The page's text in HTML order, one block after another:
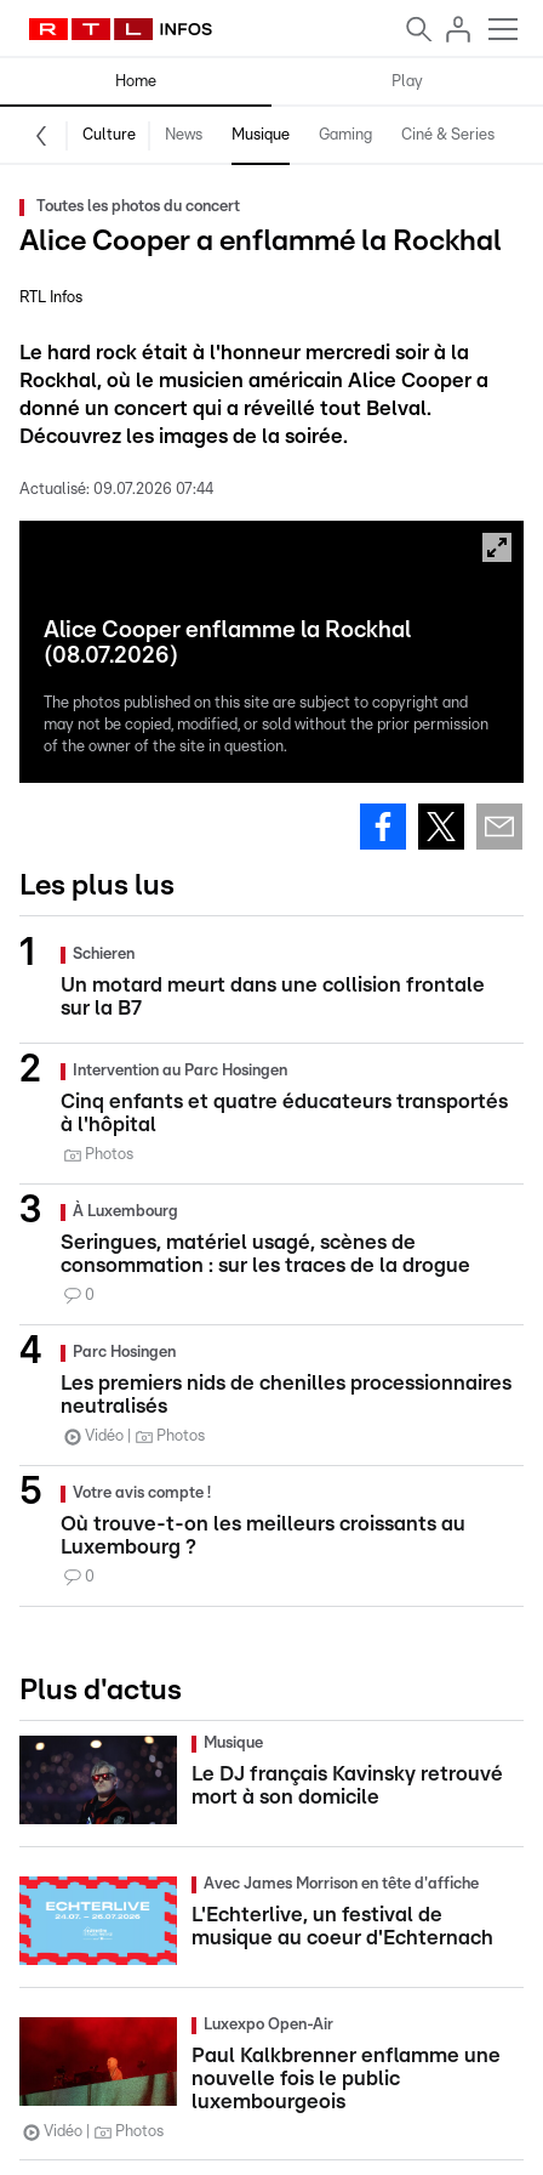
Home Play
Culture News Musique Gaming Ciné & Series
Toutes les photos du concert
Alice Cooper a enflammé la Rockhal
RTL Infos
Le hard rock était à l'honneur mercredi soir à la
Rockhal, où le musicien américain Alice Cooper a
donné un concert qui a réveillé tout Belval.
Découvrez les images de la soirée.
Actualisé: 09.07.2026 07:44
Alice Cooper enflamme la Rockhal
(08.07.2026)
The photos published on this site are subject to copyright and
may not be copied, modified, or sold without the prior permission
of the owner of the site in question.
Les plus lus
Schieren
Un motard meurt dans une collision frontale
sur la B7
Intervention au Parc Hosingen
Cinq enfants et quatre éducateurs transportés
à l'hôpital
Photos
À Luxembourg
Seringues, matériel usagé, scènes de
consommation : sur les traces de la drogue
0
Parc Hosingen
Les premiers nids de chenilles processionnaires
neutralisés
Vidéo Photos
Votre avis compte !
Où trouve-t-on les meilleurs croissants au
Luxembourg ?
0
Plus d'actus
Musique
Le DJ français Kavinsky retrouvé
mort à son domicile
Avec James Morrison en tête d'affiche
L'Echterlive, un festival de
musique au coeur d'Echternach
Luxexpo Open-Air
Paul Kalkbrenner enflamme une
nouvelle fois le public
luxembourgeois
Vidéo Photos